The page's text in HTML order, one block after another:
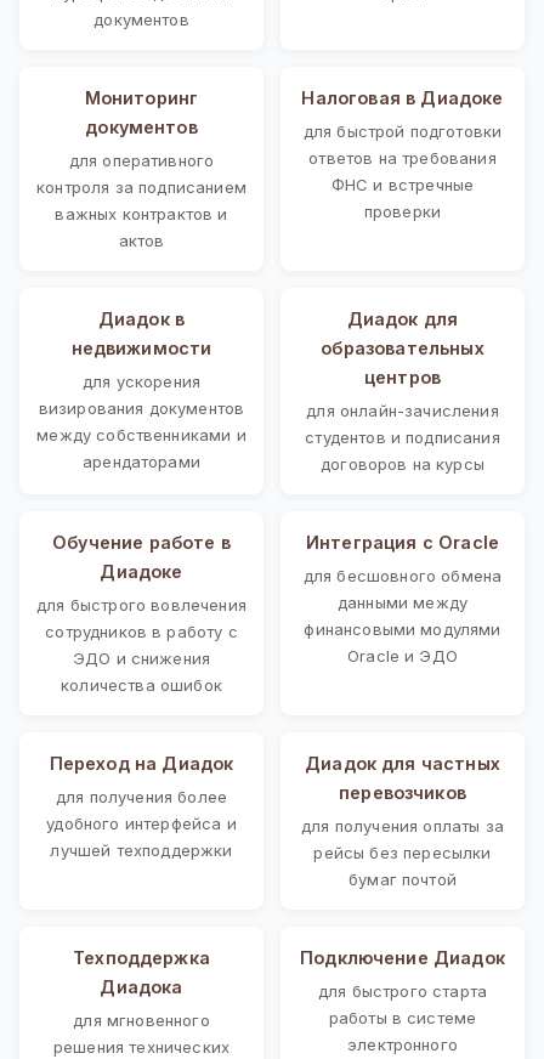
документов
Мониторинг
документов
для оперативного
контроля за подписанием
важных контрактов и
актов
Налоговая в Диадоке
для быстрой подготовки
ответов на требования
ФНС и встречные
проверки
Диадок в
недвижимости
для ускорения
визирования документов
между собственниками и
арендаторами
Диадок для
образовательных
центров
для онлайн-зачисления
студентов и подписания
договоров на курсы
Обучение работе в
Диадоке
для быстрого вовлечения
сотрудников в работу с
ЭДО и снижения
количества ошибок
Интеграция с Oracle
для бесшовного обмена
данными между
финансовыми модулями
Oracle и ЭДО
Переход на Диадок
для получения более
удобного интерфейса и
лучшей техподдержки
Диадок для частных
перевозчиков
для получения оплаты за
рейсы без пересылки
бумаг почтой
Техподдержка
Диадока
для мгновенного
решения технических
Подключение Диадок
для быстрого старта
работы в системе
электронного